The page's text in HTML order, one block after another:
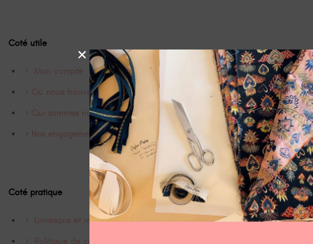
Coté utile
Mon compte
Où nous trouver
Qui sommes nous ?
Nos engagements
Coté pratique
Livraisons et retrours
Politique de confidentialité